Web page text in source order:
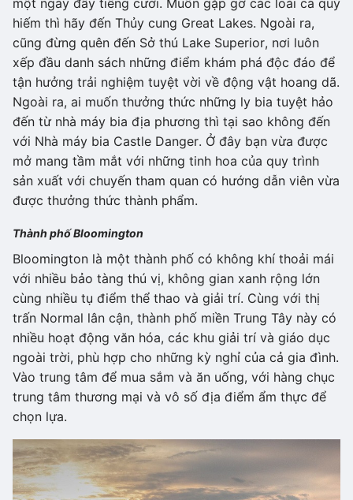
hiếm thì hãy đến Thủy cung Great Lakes. Ngoài ra,
cũng đừng quên đến Sở thú Lake Superior, nơi luôn
xếp đầu danh sách những điểm khám phá độc đáo để
tận hưởng trải nghiệm tuyệt vời về động vật hoang dã.
Ngoài ra, ai muốn thưởng thức những ly bia tuyệt hảo
đến từ nhà máy bia địa phương thì tại sao không đến
với Nhà máy bia Castle Danger. Ở đây bạn vừa được
mở mang tầm mắt với những tinh hoa của quy trình
sản xuất với chuyến tham quan có hướng dẫn viên vừa
được thưởng thức thành phẩm.
Thành phố Bloomington
Bloomington là một thành phố có không khí thoải mái
với nhiều bảo tàng thú vị, không gian xanh rộng lớn
cùng nhiều tụ điểm thể thao và giải trí. Cùng với thị
trấn Normal lân cận, thành phố miền Trung Tây này có
nhiều hoạt động văn hóa, các khu giải trí và giáo dục
ngoài trời, phù hợp cho những kỳ nghỉ của cả gia đình.
Vào trung tâm để mua sắm và ăn uống, với hàng chục
trung tâm thương mại và vô số địa điểm ẩm thực để
chọn lựa.